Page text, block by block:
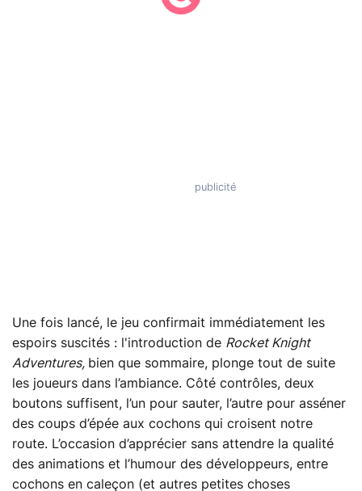
Une fois lancé, le jeu confirmait immédiatement les
espoirs suscités : l'introduction de Rocket Knight
Adventures, bien que sommaire, plonge tout de suite
les joueurs dans l’ambiance. Côté contrôles, deux
boutons suffisent, l’un pour sauter, l’autre pour asséner
des coups d’épée aux cochons qui croisent notre
route. L’occasion d’apprécier sans attendre la qualité
des animations et l’humour des développeurs, entre
cochons en caleçon (et autres petites choses